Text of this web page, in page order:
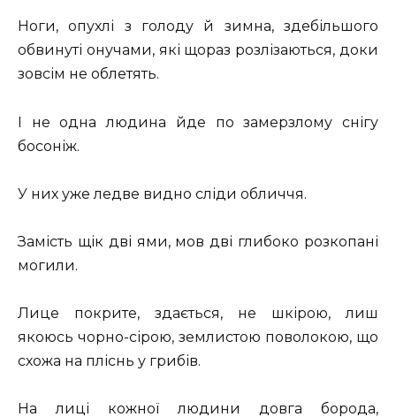
Ноги, опухлі з голоду й зимна, здебільшого
обвинуті онучами, які щораз розлізаються, доки
зовсім не облетять.
І не одна людина йде по замерзлому снігу
босоніж.
У них уже ледве видно сліди обличчя.
Замість щік дві ями, мов дві глибоко розкопані
могили.
Лице покрите, здається, не шкірою, лиш
якоюсь чорно-сірою, землистою поволокою, що
схожа на пліснь у грибів.
На лиці кожної людини довга борода,